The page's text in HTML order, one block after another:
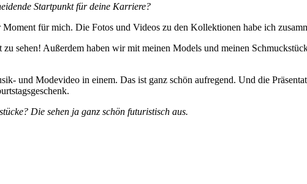
Startpunkt für deine Karriere?
für mich. Die Fotos und Videos zu den Kollektionen habe ich
zu sehen! Außerdem haben wir mit meinen Models und meinen
und Modevideo in einem. Das ist ganz schön aufregend. Und die
Die sehen ja ganz schön futuristisch aus.